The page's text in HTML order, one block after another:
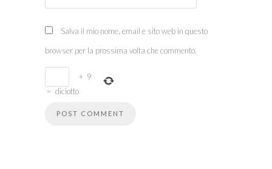
Salva il mio nome, email e sito web in questo
browser per la prossima volta che commento.
+ 9
= diciotto